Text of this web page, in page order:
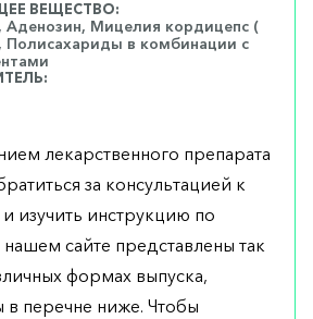
ВЕЩЕСТВО:
Аденозин, Мицелия кордицепс (
Полисахариды в комбинации с
лекарственного препарата
за консультацией к
изучить инструкцию по
сайте представлены так
формах выпуска,
в перечне ниже. Чтобы